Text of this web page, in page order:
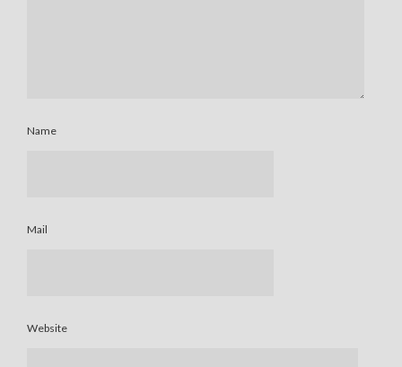
Name
Mail
Website